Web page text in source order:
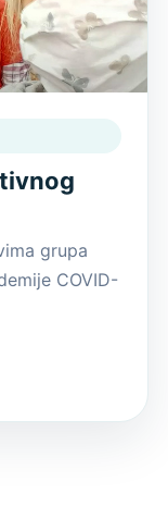
grupa
COVID-